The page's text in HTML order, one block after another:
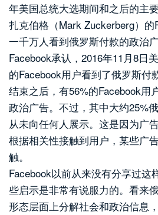
年美国总统大选期间和之后的主
扎克伯格（Mark Zuckerberg）的
一千万人看到俄罗斯付款的政治广
Facebook承认，2016年11月8日
的Facebook用户看到了俄罗斯付
结束之后，有56%的Facebook用
政治广告。不过，其中大约25%
从未向任何人展示。这是因为广
根据相关性接触到用户，某些广
触。
Facebook以前从来没有分享过这
些启示是非常有说服力的。看来
形态层面上分解社会和政治信息